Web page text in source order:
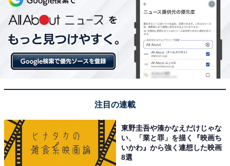
About ニュースでのライター歴は6年。
次ページ
5位までのランキング結果を見
る！
注目の連載
東野圭吾や湊かなえだけじゃな
い、「業と罪」を描く『映画ち
いかわ』から強く連想した映画
8選